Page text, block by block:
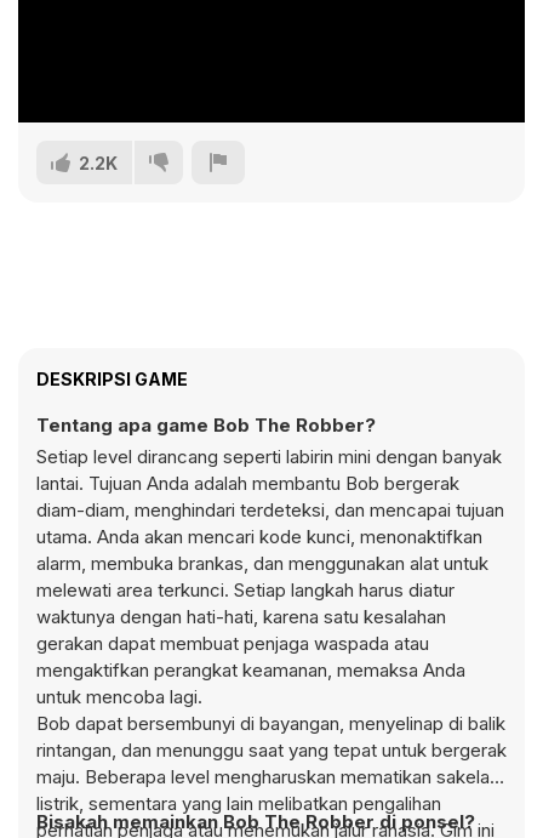
2.2K
DESKRIPSI GAME
Tentang apa game Bob The Robber?
Setiap level dirancang seperti labirin mini dengan banyak
lantai. Tujuan Anda adalah membantu Bob bergerak
diam-diam, menghindari terdeteksi, dan mencapai tujuan
utama. Anda akan mencari kode kunci, menonaktifkan
alarm, membuka brankas, dan menggunakan alat untuk
melewati area terkunci. Setiap langkah harus diatur
waktunya dengan hati-hati, karena satu kesalahan
gerakan dapat membuat penjaga waspada atau
mengaktifkan perangkat keamanan, memaksa Anda
untuk mencoba lagi.
Bob dapat bersembunyi di bayangan, menyelinap di balik
rintangan, dan menunggu saat yang tepat untuk bergerak
maju. Beberapa level mengharuskan mematikan sakelar
listrik, sementara yang lain melibatkan pengalihan
perhatian penjaga atau menemukan jalur rahasia. Gim ini
Bisakah memainkan Bob The Robber di ponsel?